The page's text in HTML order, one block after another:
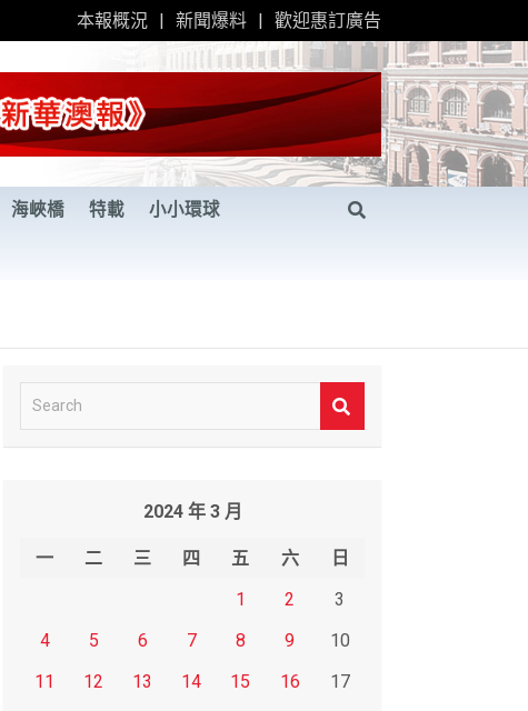
本報概況 新聞爆料 歡迎惠訂廣告
海峽橋 特載 小小環球
e
2024 年 3 月
一 二 三 四 五 六
日
1
2
3
4
5 6 7 8 9
10
11
12 13 14 15 16
17